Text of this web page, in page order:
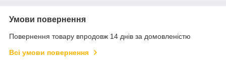
Умови повернення
Повернення товару впродовж 14 днів за домовленістю
Всі умови повернення